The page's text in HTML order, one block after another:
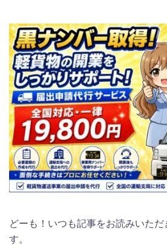
どーも！いつも記事をお読みいた
す。